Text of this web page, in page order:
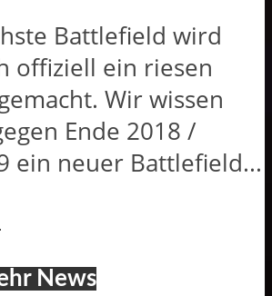
Battlefield wird
offiziell ein riesen
Wir wissen
Ende 2018 /
ein neuer Battlefield...
News